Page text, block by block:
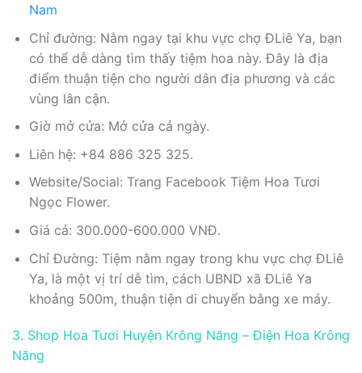
Nam
Chỉ đường: Nằm ngay tại khu vực chợ ĐLiê Ya, bạn
có thể dễ dàng tìm thấy tiệm hoa này. Đây là địa
điểm thuận tiện cho người dân địa phương và các
vùng lân cận.
Giờ mở cửa: Mở cửa cả ngày.
Liên hệ: +84 886 325 325.
Website/Social: Trang Facebook Tiệm Hoa Tươi
Ngọc Flower.
Giá cả: 300.000-600.000 VNĐ.
Chỉ Đường: Tiệm nằm ngay trong khu vực chợ ĐLiê
Ya, là một vị trí dễ tìm, cách UBND xã ĐLiê Ya
khoảng 500m, thuận tiện di chuyển bằng xe máy.
3. Shop Hoa Tươi Huyện Krông Năng – Điện Hoa Krông
Năng